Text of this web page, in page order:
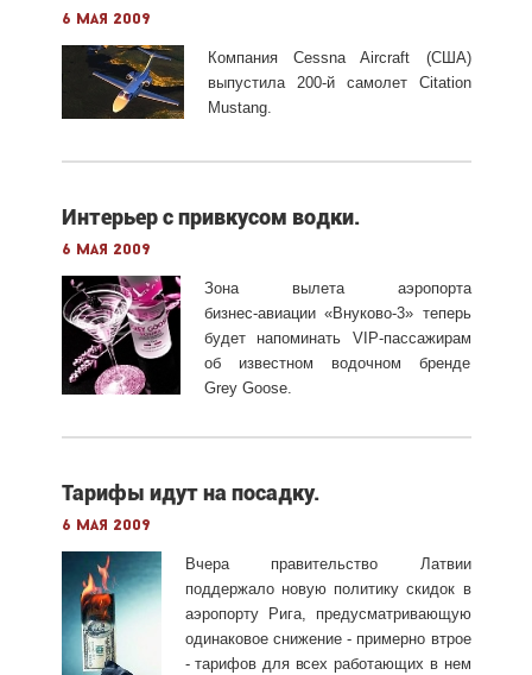
6 мая 2009
Компания Cessna Aircraft (США)
выпустила 200-й самолет Citation
Mustang.
Интерьер с привкусом водки.
6 мая 2009
Зона вылета аэропорта
бизнес-авиации «Внуково-3» теперь
будет напоминать VIP-пассажирам
об известном водочном бренде
Grey Goose.
Тарифы идут на посадку.
6 мая 2009
Вчера правительство Латвии
поддержало новую политику скидок в
аэропорту Рига, предусматривающую
одинаковое снижение - примерно втрое
- тарифов для всех работающих в нем